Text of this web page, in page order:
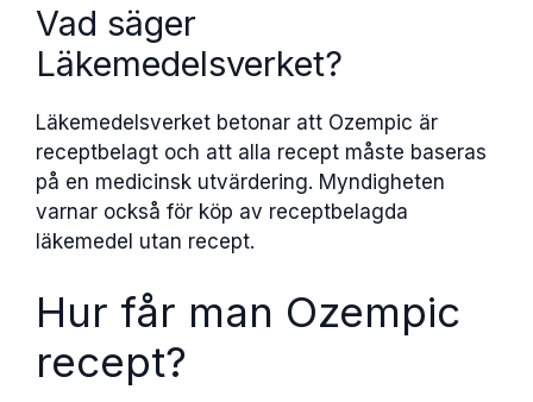
Vad säger
Läkemedelsverket?
Läkemedelsverket betonar att Ozempic är
receptbelagt och att alla recept måste baseras
på en medicinsk utvärdering. Myndigheten
varnar också för köp av receptbelagda
läkemedel utan recept.
Hur får man Ozempic
recept?